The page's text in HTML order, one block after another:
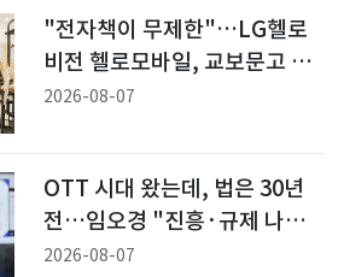
"전자책이 무제한"…LG헬로
비전 헬로모바일, 교보문고 제
휴 요금제 출시
2026-08-07
OTT 시대 왔는데, 법은 30년
전…임오경 "진흥·규제 나눠
야"
2026-08-07